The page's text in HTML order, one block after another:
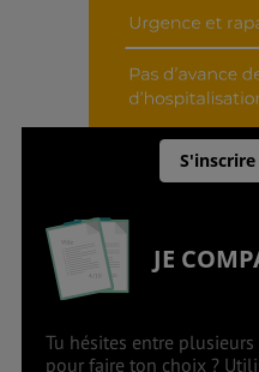
JE
Tu hésites entre
pour faire ton choix ?